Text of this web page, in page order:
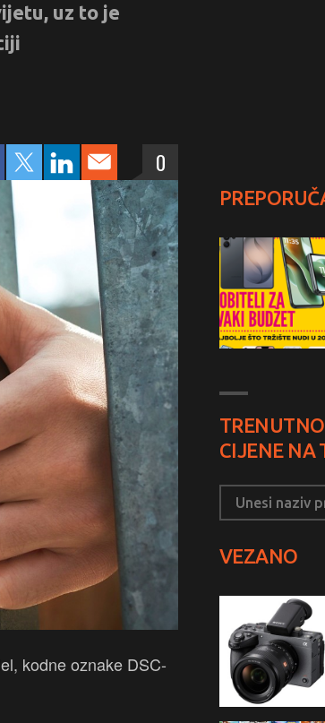
uz to je
0
kodne oznake DSC-
CIJENE NA
VEZANO